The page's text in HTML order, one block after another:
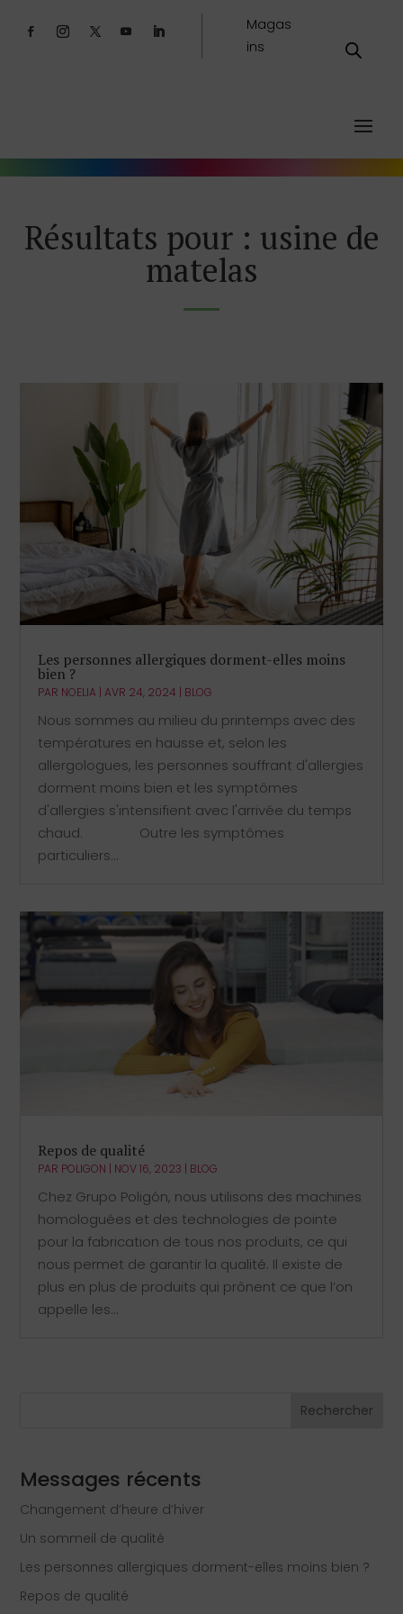
Magas
ins
Résultats pour : usine de
matelas
Les personnes allergiques dorment-elles moins
bien ?
PAR NOELIA |AVR 24, 2024 | BLOG
Nous sommes au milieu du printemps avec des
températures en hausse et, selon les
allergologues, les personnes souffrant d'allergies
dorment moins bien et les symptômes
d'allergies s'intensifient avec l'arrivée du temps
chaud. ⠀⠀⠀⠀⠀ Outre les symptômes
particuliers...
Repos de qualité
PAR POLIGON | NOV 16, 2023 | BLOG
Chez Grupo Poligón, nous utilisons des machines
homologuées et des technologies de pointe
pour la fabrication de tous nos produits, ce qui
nous permet de garantir la qualité. Il existe de
plus en plus de produits qui prônent ce que l’on
appelle les...
Rechercher
Messages récents
Changement d’heure d’hiver
Un sommeil de qualité
Les personnes allergiques dorment-elles moins bien ?
Repos de qualité